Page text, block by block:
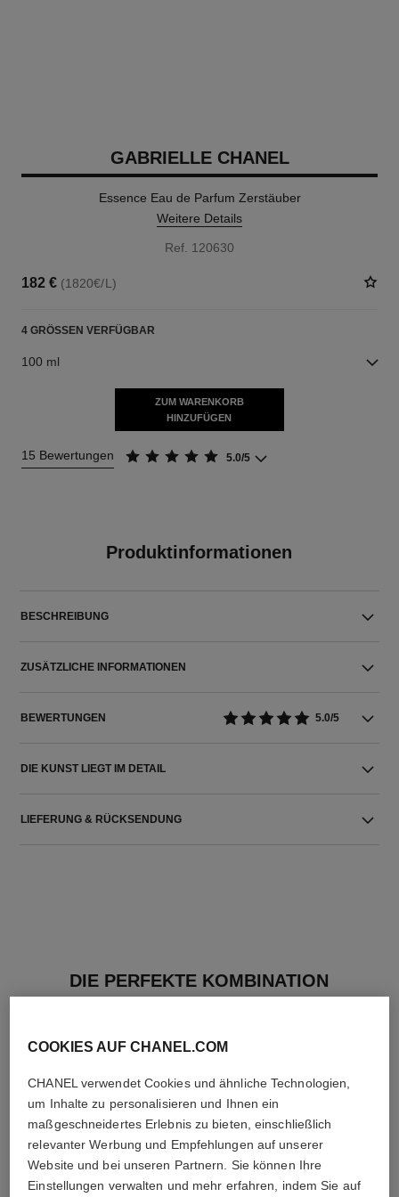
GABRIELLE CHANEL
Essence Eau de Parfum Zerstäuber
Weitere Details
Ref. 120630
182 € (1820€/L)
4 GRÖSSEN VERFÜGBAR
100 ml
ZUM WARENKORB
HINZUFÜGEN
15 Bewertungen 5.0/5
Produktinformationen
BESCHREIBUNG
ZUSÄTZLICHE INFORMATIONEN
BEWERTUNGEN 5.0/5
DIE KUNST LIEGT IM DETAIL
LIEFERUNG & RÜCKSENDUNG
DIE PERFEKTE KOMBINATION
COOKIES AUF CHANEL.COM
CHANEL verwendet Cookies und ähnliche Technologien,
um Inhalte zu personalisieren und Ihnen ein
maßgeschneidertes Erlebnis zu bieten, einschließlich
relevanter Werbung und Empfehlungen auf unserer
Website und bei unseren Partnern. Sie können Ihre
Einstellungen verwalten und mehr erfahren, indem Sie auf